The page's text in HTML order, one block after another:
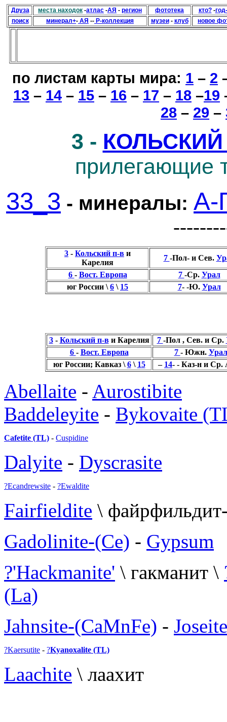
Друза места находок -атлас -АЯ - регион фототека кто?-
поиск
минерал+- АЯ -- Р-коллекция музеи- клуб новое
по листам карты мира: 1 – 2
13 – 14 – 15 – 16 – 17 – 18 –19
28 – 29 –
3 -
прилегающие
33_3 - минералы: А-
3 - Кольский п-в и
Карелия
7 -Пол- и Сев.
6 - Вост. Европа 7 -Ср. Урал
юг России \6 \ 15 7- -Ю. Урал
3- Кольский п-ви Карелия 7 -Пол , Сев. и Ср.
6 - Вост. Европа 7 - Южн. Урал
юг России; Кавказ \6\ 15 – 14- - Каз-н и Ср.
Abellaite - Aurostibite
Baddeleyite - Bykovaite
Cafetite (TL) - Cuspidine
Dalyite - Dyscrasite
?Ecandrewsite - ?Ewaldite
Fairfieldite \
Gadolinite-(Ce) - Gypsum
?'Hackmanite' \ гакманит \
(La)
Jahnsite-(CaMnFe) -
?Kaersutite - ?Kyanoxalite (TL)
Laachite \ лаахит